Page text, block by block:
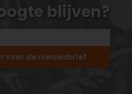
blijven?
voor de nieuwsbrief